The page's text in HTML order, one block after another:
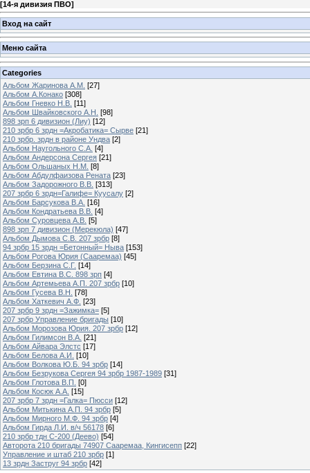
[14-я дивизия ПВО]
Вход на сайт
Меню сайта
Categories
Альбом Жаринова А.М. [27]
Альбом А.Конако [308]
Альбом Гневко Н.В. [11]
Альбом Швайковского А.Н. [98]
898 зрп 6 дивизион (Лиу) [12]
210 зрбр 6 зрдн =Акробатика= Сырве [21]
210 зрбр. зрдн в районе Ундва [2]
Альбом Наугольного С.А. [4]
Альбом Андерсона Сергея [21]
Альбом Ольшаных Н.М. [8]
Альбом Абдулфаизова Рената [23]
Альбом Задорожного В.В. [313]
207 зрбр 6 зрдн=Галифе= Куусалу [2]
Альбом Барсукова В.А. [16]
Альбом Кондратьева В.В. [4]
Альбом Суровцева А.В. [5]
898 зрп 7 дивизион (Мерекюла) [47]
Альбом Дымова С.В. 207 зрбр [8]
94 зрбр 15 зрдн =Бетонный= Ныва [153]
Альбом Рогова Юрия (Сааремаа) [45]
Альбом Берзина С.Г. [14]
Альбом Евтина В.С. 898 зрп [4]
Альбом Артемьева А.П. 207 зрбр [10]
Альбом Гусева В.Н. [78]
Альбом Хаткевич А.Ф. [23]
207 зрбр 9 зрдн =Зажимка= [5]
207 зрбр Управление бригады [10]
Альбом Морозова Юрия. 207 зрбр [12]
Альбом Гилимсон В.А. [21]
Альбом Айвара Элстс [17]
Альбом Белова А.И. [10]
Альбом Волкова Ю.Б. 94 зрбр [14]
Альбом Безрукова Сергея 94 зрбр 1987-1989 [31]
Альбом Глотова В.П. [0]
Альбом Косюк А.А. [15]
207 зрбр 7 зрдн =Галка= Пюсси [12]
Альбом Митькина А.П. 94 зрбр [5]
Альбом Мирного М.Ф. 94 зрбр [4]
Альбом Гирда Л.И. в/ч 56178 [6]
210 зрбр тдн С-200 (Деево) [54]
Авторота 210 бригады 74907 Сааремаа, Кингисепп [22]
Управление и штаб 210 зрбр [1]
13 зрдн Заструг 94 зрбр [42]